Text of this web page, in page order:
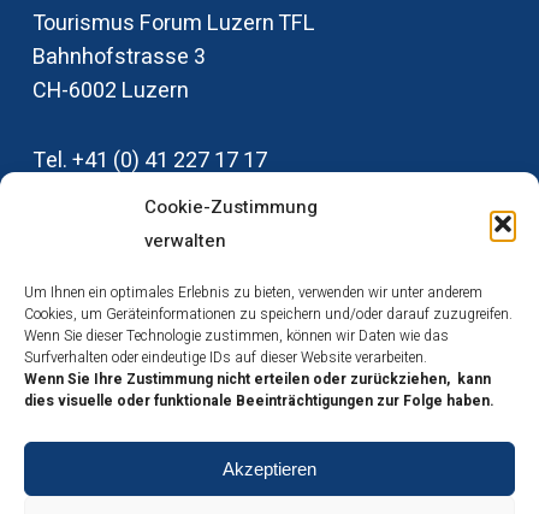
Cookie-Zustimmung
verwalten
Um Ihnen ein optimales Erlebnis zu bieten, verwenden wir unter anderem
Cookies, um Geräteinformationen zu speichern und/oder darauf zuzugreifen.
Wenn Sie dieser Technologie zustimmen, können wir Daten wie das
Surfverhalten oder eindeutige IDs auf dieser Website verarbeiten.
Wenn Sie Ihre Zustimmung nicht erteilen oder zurückziehen, kann
dies visuelle oder funktionale Beeinträchtigungen zur Folge haben.
Akzeptieren
Tourismus Forum Luzern TFL
Bahnhofstrasse 3
CH-6002‭ ‬Luzern
Tel‭. +‬41‭ (‬0‭) ‬41‭ ‬227‭ ‬17‭ ‬17
info@tfl-luzern.ch
Medienstelle TFL
Impressum
Datenschutz
Cookies